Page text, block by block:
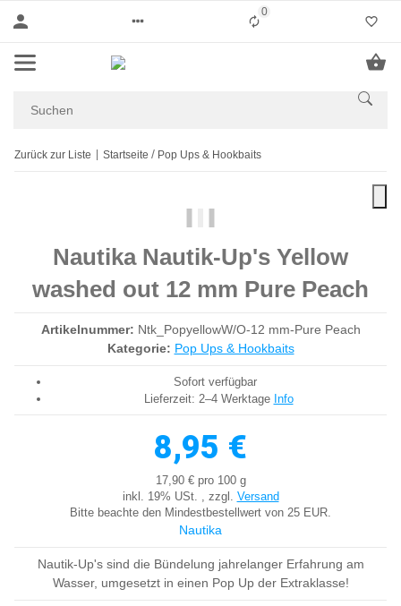
0Liste ist leer
Zurück zur Liste Startseite Pop Ups & Hookbaits
Nautika Nautik-Up's Yellow
washed out 12 mm Pure Peach
Artikelnummer: Ntk_PopyellowW/O-12 mm-Pure Peach
Kategorie: Pop Ups & Hookbaits
Sofort verfügbar
Lieferzeit: 2–4 Werktage Info
8,95 €
17,90 € pro 100 g
inkl. 19% USt. , zzgl. Versand
Bitte beachte den Mindestbestellwert von 25 EUR.
Nautika
Nautik-Up's sind die Bündelung jahrelanger Erfahrung am
Wasser, umgesetzt in einen Pop Up der Extraklasse!